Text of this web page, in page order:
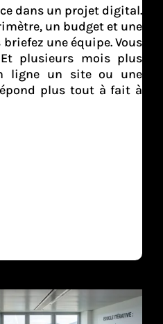
dans un projet digital.
un budget et une
une équipe. Vous
plusieurs mois plus
ligne un site ou une
plus tout à fait à